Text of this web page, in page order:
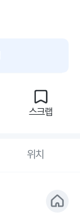
스크랩
위치